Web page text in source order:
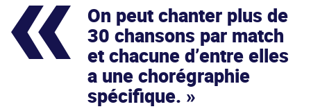
On peut chanter plus de
30 chansons par match
et chacune d’entre elles
a une chorégraphie
spécifique.